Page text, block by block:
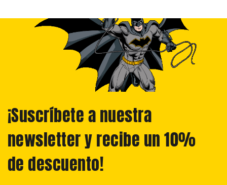
¡Suscríbete a nuestra
newsletter y recibe un 10%
de descuento!